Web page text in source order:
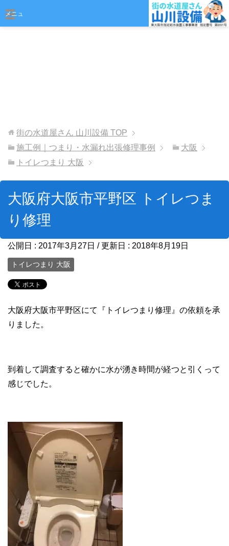
メニュ
街の水道屋さん 山川設備 TOP
施工例｜つまり・水漏れ出張修理事例
大阪
トイレつまり 大阪
大阪府大阪市平野区 トイレつま
り修理
公開日 : 2017年3月27日 / 更新日 : 2018年8月19日
トイレつまり 大阪
大阪府大阪市平野区にて『トイレつまり修理』の依頼を承
りました。
到着して調査すると確かに水が湧き時間が経つと引くって
感じでした。